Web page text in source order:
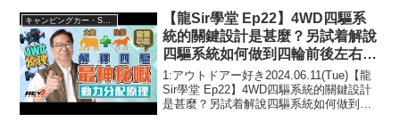
【龍Sir學堂 Ep22】4WD四驅系
統的關鍵設計是甚麼？另試着解說
四驅系統如何做到四輪前後左右動
力分配#revchannel
1:アウトドアー好き2024.06.11(Tue)【龍
Sir學堂 Ep22】4WD四驅系統的關鍵設計
是甚麼？另試着解說四驅系統如何做到四